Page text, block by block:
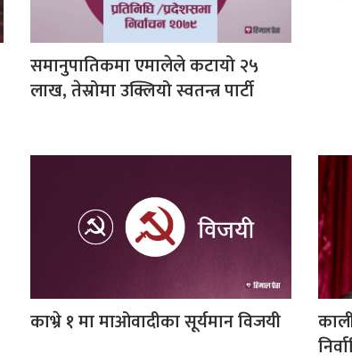
समानुपातिकमा एमालेले कटायो २५
लाख, तेस्रोमा उक्लियो स्वतन्त्र पार्टी
काभ्रे १ मा माओवादीका सूर्यमान विजयी